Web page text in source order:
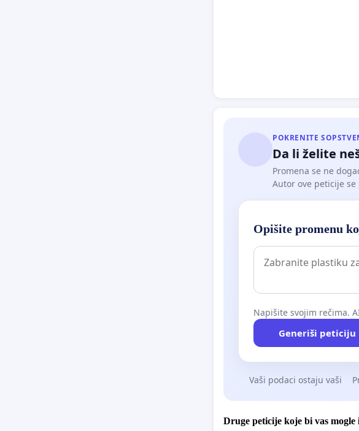
POKRENITE
Da li želite
Promena se ne
Autor ove peticije
Opišite promenu
Napišite svojim rečima.
Generiši peticiju
Vaši podaci ostaju vaši
Druge peticije koje bi vas mogle